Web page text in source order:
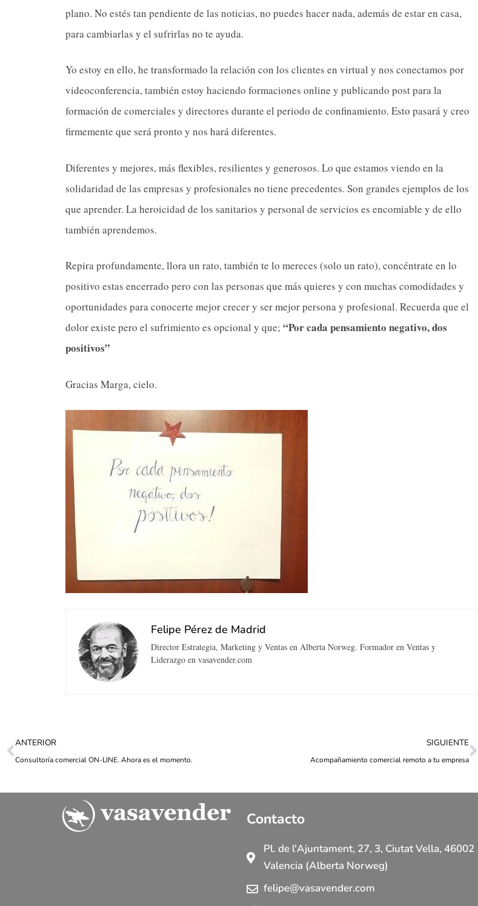
plano. No estés tan pendiente de las noticias, no puedes hacer nada, además de estar en casa,
para cambiarlas y el sufrirlas no te ayuda.
Yo estoy en ello, he transformado la relación con los clientes en virtual y nos conectamos por
videoconferencia, también estoy haciendo formaciones online y publicando post para la
formación de comerciales y directores durante el periodo de confinamiento. Esto pasará y creo
firmemente que será pronto y nos hará diferentes.
Diferentes y mejores, más flexibles, resilientes y generosos. Lo que estamos viendo en la
solidaridad de las empresas y profesionales no tiene precedentes. Son grandes ejemplos de los
que aprender. La heroicidad de los sanitarios y personal de servicios es encomiable y de ello
también aprendemos.
Repira profundamente, llora un rato, también te lo mereces (solo un rato), concéntrate en lo
positivo estas encerrado pero con las personas que más quieres y con muchas comodidades y
oportunidades para conocerte mejor crecer y ser mejor persona y profesional. Recuerda que el
dolor existe pero el sufrimiento es opcional y que; “Por cada pensamiento negativo, dos
positivos”
Gracias Marga, cielo.
Felipe Pérez de Madrid
Director Estrategia, Marketing y Ventas en Alberta Norweg. Formador en Ventas y
Liderazgo en vasavender.com
ANTERIOR
Consultoría comercial ON-LINE. Ahora es el momento.
SIGUIENTE
Acompañamiento comercial remoto a tu empresa
Contacto
Pl. de l'Ajuntament, 27, 3, Ciutat Vella, 46002
Valencia (Alberta Norweg)
felipe@vasavender.com